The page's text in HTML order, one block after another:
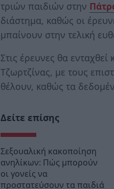
τριών παιδιών στην
διάστημα, καθώς οι
μπαίνουν στην τελική
Στις έρευνες θα
Τζωρτζίνας, με τους
θέλουν, καθώς τα
Δείτε επίσης
Σεξουαλική κακοποίηση
ανηλίκων: Πώς μπορούν
οι γονείς να
προστατεύσουν τα παιδιά